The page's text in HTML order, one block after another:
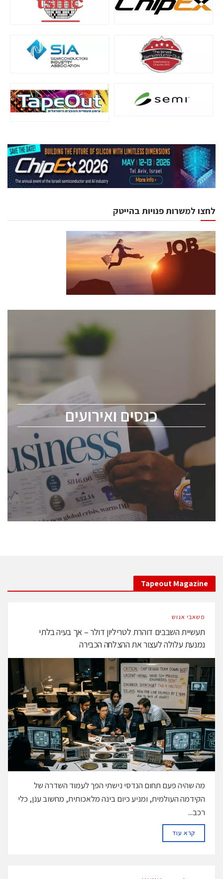
לחצו למשרות פנויות בהייטק
כנסים ואירועים
כנסים ואירועים
לכל העוסקים בתעשיית הסמיקונדקטור כולל מהנדסים,
ChipEx2026 will be held on May 12-13, 2026. The
conference is intended for everyone involved in the
semiconductor industry, including engineers,
professional experts, and senior executives.
לחץ לפרטים
Tapeout Magazine
משאבי אנוש
תעשיית השבבים דוהרת לטריליון דולר – אך בעיה בלתי
נמנעת עלולה לעצור את ההצלחה הכבירה
מה שהיה פעם תחום הנדסי נישתי הפך לעמוד השדרה של
הקידמה העולמית, ומניע כיום בינה מלאכותית, מחשוב ענן, כלי
רכב...
קרא עודDETAILS